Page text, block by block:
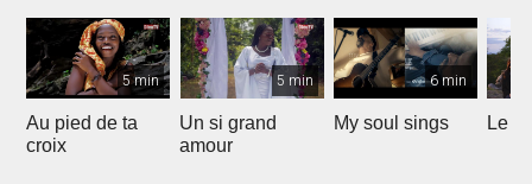
5 min
Au pied de ta
croix
5 min
Un si grand
amour
6 min
My soul sings Le